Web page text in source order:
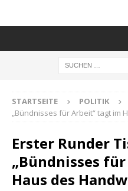
STARTSEITE POLITIK
„Bündnisses für Arbeit“ tagt im
Erster Runder
„Bündnisses
Haus des